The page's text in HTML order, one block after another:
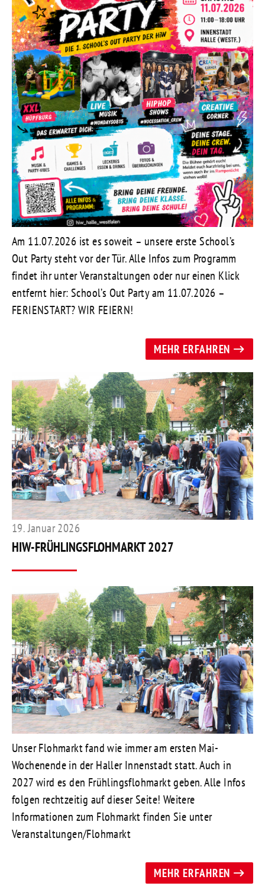
Am 11.07.2026 ist es soweit – unsere erste School’s
Out Party steht vor der Tür. Alle Infos zum Programm
findet ihr unter Veranstaltungen oder nur einen Klick
entfernt hier: School’s Out Party am 11.07.2026 –
FERIENSTART? WIR FEIERN!
MEHR ERFAHREN
19. Januar 2026
HIW-FRÜHLINGSFLOHMARKT 2027
Unser Flohmarkt fand wie immer am ersten Mai-
Wochenende in der Haller Innenstadt statt. Auch in
2027 wird es den Frühlingsflohmarkt geben. Alle Infos
folgen rechtzeitig auf dieser Seite! Weitere
Informationen zum Flohmarkt finden Sie unter
Veranstaltungen/Flohmarkt
MEHR ERFAHREN